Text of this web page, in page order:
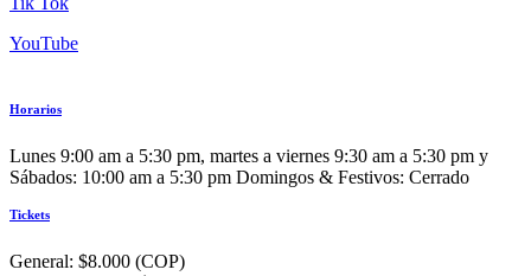
YouTube
Horarios
Lunes 9:00 am a 5:30 pm, martes a viernes 9:30 am a 5:30 pm y
Sábados: 10:00 am a 5:30 pm Domingos & Festivos: Cerrado
Tickets
General: $8.000 (COP)